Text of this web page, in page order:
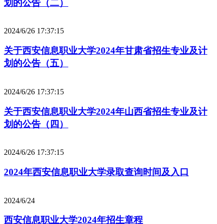
划的公告（二）
2024/6/26 17:37:15
关于西安信息职业大学2024年甘肃省招生专业及计
划的公告（五）
2024/6/26 17:37:15
关于西安信息职业大学2024年山西省招生专业及计
划的公告（四）
2024/6/26 17:37:15
2024年西安信息职业大学录取查询时间及入口
2024/6/24
西安信息职业大学2024年招生章程